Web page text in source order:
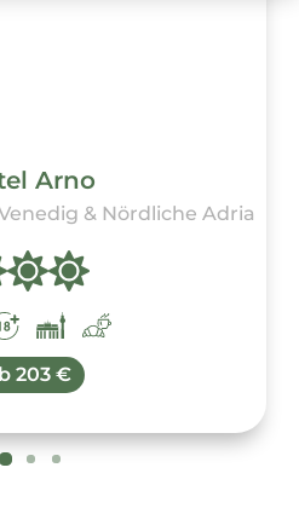
Arno
& Nördliche Adria
203 €